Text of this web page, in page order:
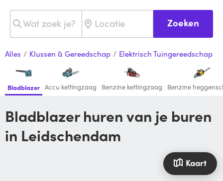
Zoeken
Alles / Klussen & Gereedschap / Elektrisch Tuingereedschap
Bladblazer Accu kettingzaag Benzine kettingzaag Benzine
Bladblazer huren van je buren
in Leidschendam
Kaart